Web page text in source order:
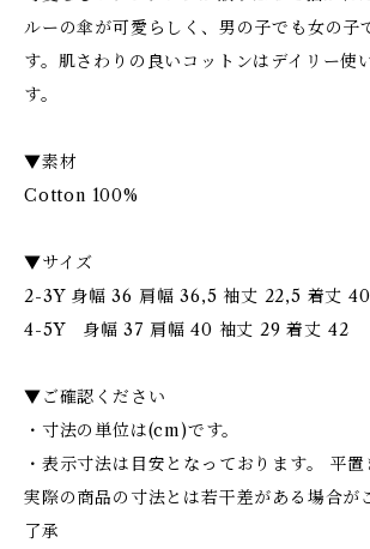
ルーの傘が可愛らしく、男の子でも女の子
す。肌さわりの良いコットンはデイリー使
す。
▼素材
Cotton 100%
▼サイズ
2-3Y 身幅 36 肩幅 36,5 袖丈 22,5 着丈 40
4-5Y 身幅 37 肩幅 40 袖丈 29 着丈 42
▼ご確認ください
・寸法の単位は(cm)です。
・表示寸法は目安となっております。 平置
実際の商品の寸法とは若干差がある場合が
了承